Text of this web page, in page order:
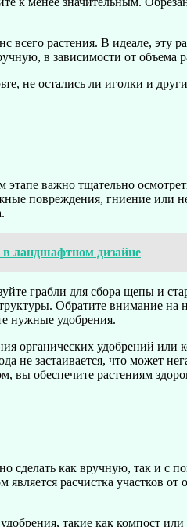
растения. В идеале, эту
в зависимости от объема
не остались ли иголки и
важно тщательно
повреждения, гниение или
в ландшафтном дизайне
грабли для сбора щепы и
Обратите внимание
нужные удобрения.
органических удобрений
застаивается, что может
вы обеспечите растениям
сделать как вручную, так и
расчистка участков от
такие как компост